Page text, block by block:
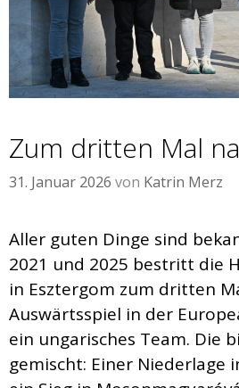
Zum dritten Mal
31. Januar 2026 von Katrin Merz
Aller guten Dinge sind
2021 und 2025 bestritt die
in Esztergom zum dritten
Auswärtsspiel in der
ein ungarisches Team. Die
gemischt: Einer Niederlage